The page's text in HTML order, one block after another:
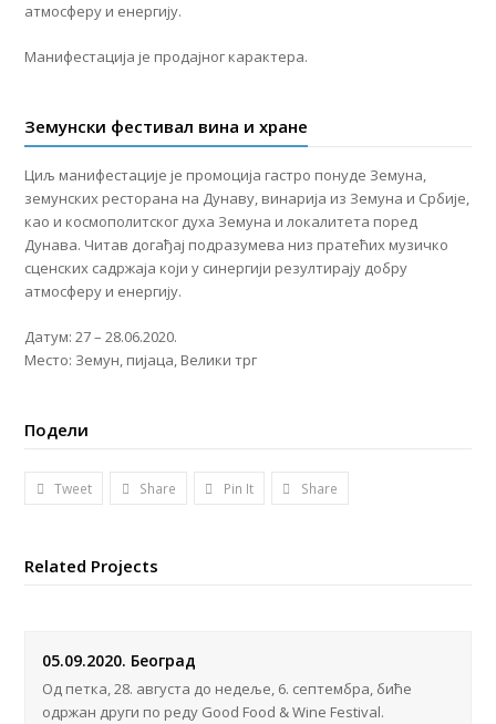
атмосферу и енергију.
Mанифестација је продајног карактера.
Земунски фестивал вина и хране
Циљ манифестације је промоција гастро понуде Земуна,
земунских ресторана на Дунаву, винарија из Земуна и Србије,
као и космополитског духа Земуна и локалитета поред
Дунава. Читав догађај подразумева низ пратећих музичко
сценских садржаја који у синергији резултирају добру
атмосферу и енергију.
Датум: 27 – 28.06.2020.
Место: Земун, пијаца, Велики трг
Подели
Tweet Share Pin It Share
Related Projects
05.09.2020. Београд
Од петка, 28. августа до недеље, 6. септембра, биће
одржан други по реду Good Food & Wine Festival.